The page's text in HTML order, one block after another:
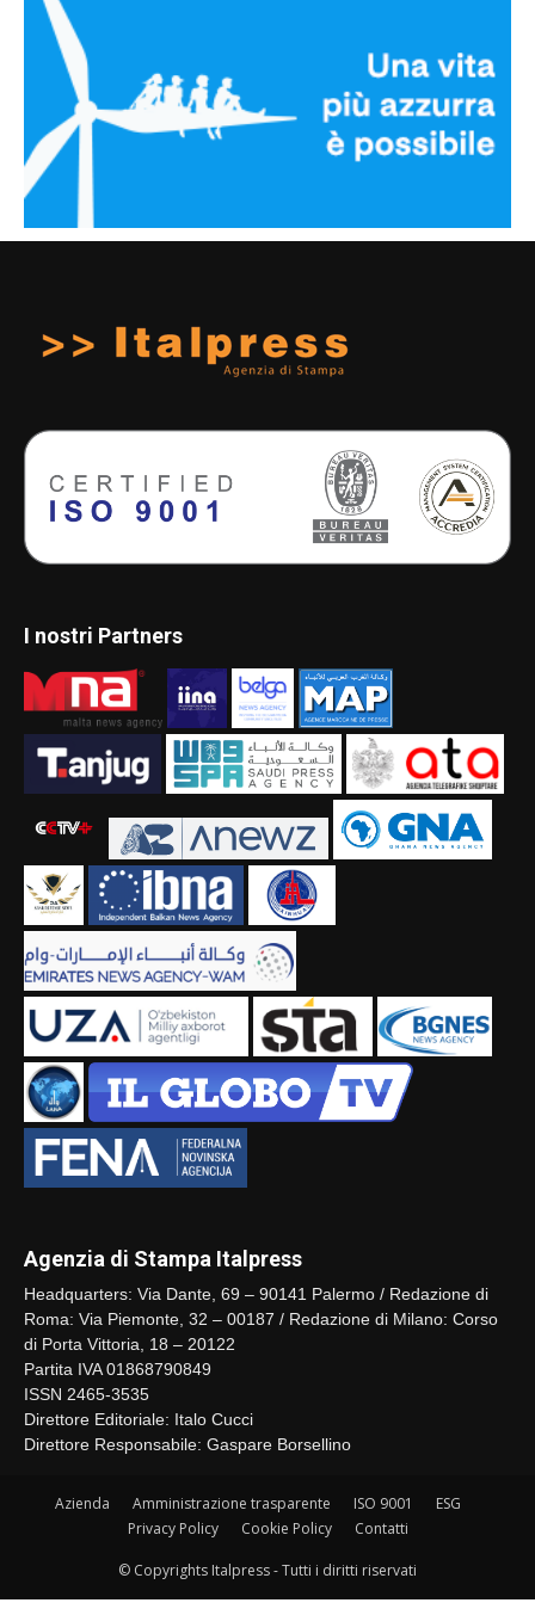
I nostri Partners
Agenzia di Stampa Italpress
Headquarters: Via Dante, 69 – 90141 Palermo / Redazione di
Roma: Via Piemonte, 32 – 00187 / Redazione di Milano: Corso
di Porta Vittoria, 18 – 20122
Partita IVA 01868790849
ISSN 2465-3535
Direttore Editoriale: Italo Cucci
Direttore Responsabile: Gaspare Borsellino
Azienda Amministrazione trasparente ISO 9001
ESG
Privacy Policy
Cookie Policy Contatti
© Copyrights Italpress - Tutti i diritti riservati